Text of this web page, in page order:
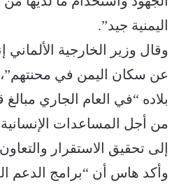
اليمنية جيد”.
وقال وزير الخارجية الألماني
عن سكان اليمن في
من أجل المساعدات الإنسانية
إلى تحقيق الاستقرار
وأكد هاس أن “برامج الدعم